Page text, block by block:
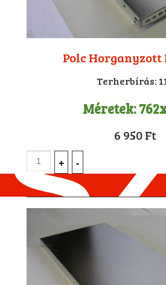
Polc Horganyzott
Terherbírás:
Méretek:
6 950 Ft